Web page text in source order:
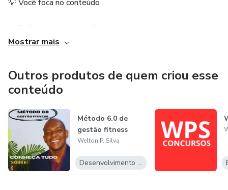
💡 Você foca no conteúdo
Se você busca crescimento real, escala e resultados
📩 Me chame no direct e vamos avaliar seu projeto.
Mostrar mais
Outros produtos de quem criou esse
conteúdo
Método 6.0 de
gestão fitness
Welton P. Silva
Desenvolvimento Pessoal